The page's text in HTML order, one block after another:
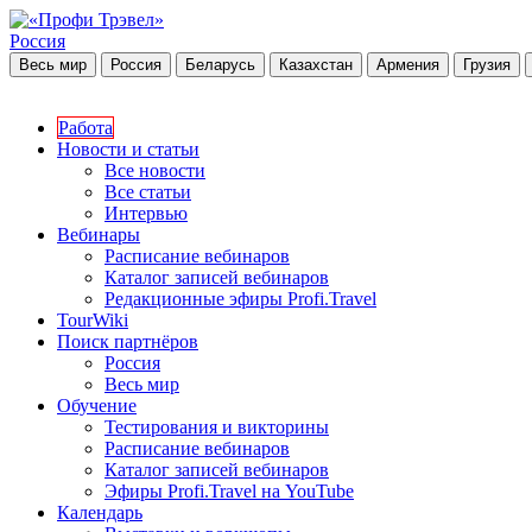
Россия
Весь мир Россия Беларусь Казахстан Армения Грузия
Работа
Новости и статьи
Все новости
Все статьи
Интервью
Вебинары
Расписание вебинаров
Каталог записей вебинаров
Редакционные эфиры Profi.Travel
TourWiki
Поиск партнёров
Россия
Весь мир
Обучение
Тестирования и викторины
Расписание вебинаров
Каталог записей вебинаров
Эфиры Profi.Travel на YouTube
Календарь